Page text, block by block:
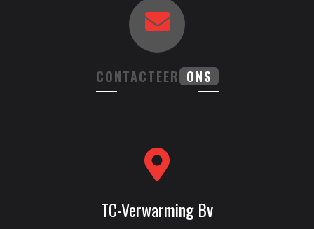
CONTACTEER ONS
TC-Verwarming Bv